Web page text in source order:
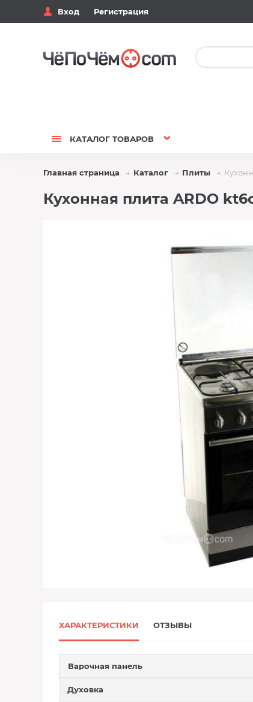
Вход Регистрация
КАТАЛОГ ТОВАРОВ
Главная страница Каталог Плиты
Кухонная плита ARDO
ХАРАКТЕРИСТИКИ ОТЗЫВЫ
Варочная панель
Духовка